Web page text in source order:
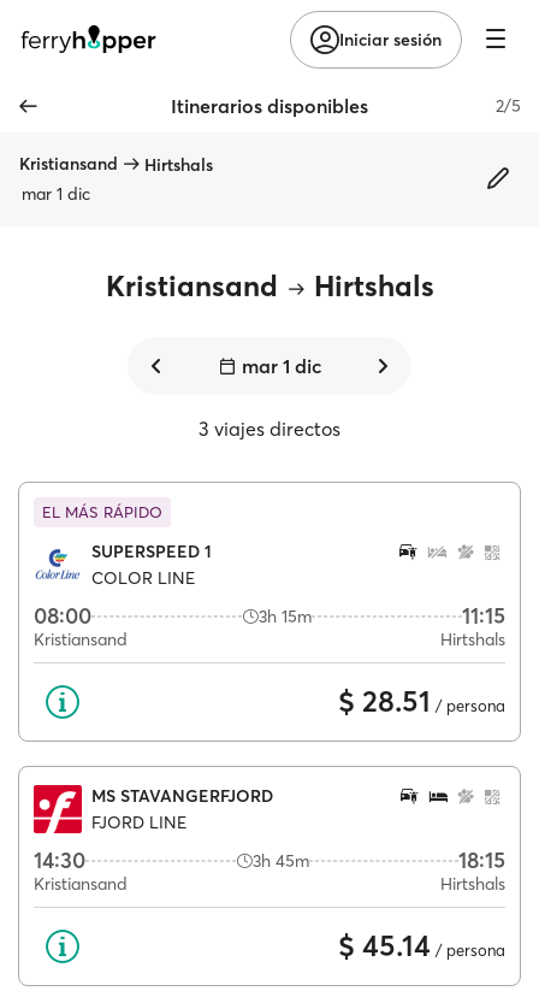
Iniciar sesión
Itinerarios disponibles 2/5
Kristiansand
Hirtshals
mar 1 dic
Kristiansand Hirtshals
mar 1 dic
3 viajes directos
EL MÁS RÁPIDO
SUPERSPEED 1
COLOR LINE
08:00 3h 15m 11:15
Kristiansand Hirtshals
$ 28.51 / persona
MS STAVANGERFJORD
FJORD LINE
14:30 3h 45m 18:15
Kristiansand Hirtshals
$ 45.14 / persona